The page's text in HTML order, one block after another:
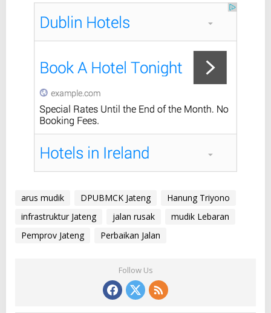
arus mudik DPUBMCK Jateng
Hanung Triyono
infrastruktur Jateng
jalan rusak
mudik Lebaran
Pemprov Jateng
Perbaikan Jalan
Follow Us